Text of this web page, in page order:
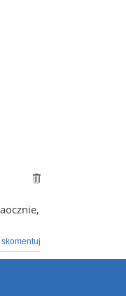
skomentuj